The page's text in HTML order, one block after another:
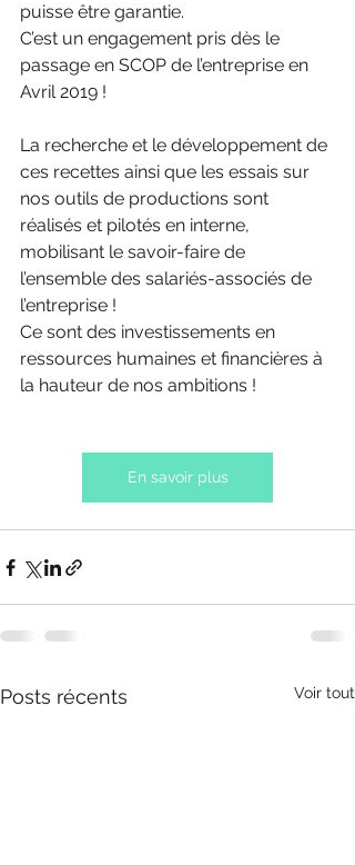
puisse être garantie.
C’est un engagement pris dès le
passage en SCOP de l’entreprise en
Avril 2019 !
La recherche et le développement de
ces recettes ainsi que les essais sur
nos outils de productions sont
réalisés et pilotés en interne,
mobilisant le savoir-faire de
l’ensemble des salariés-associés de
l’entreprise !
Ce sont des investissements en
ressources humaines et financières à
la hauteur de nos ambitions !
En savoir plus
Posts récents Voir tout